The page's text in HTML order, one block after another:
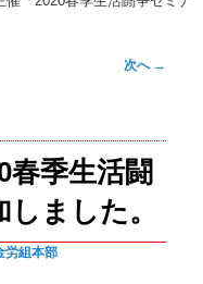
次へ →
春季生活闘
ました。
労組本部